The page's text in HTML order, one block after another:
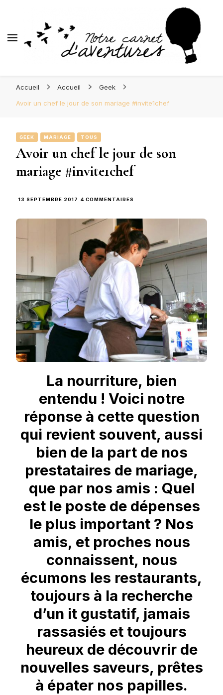
d'Aventures
Accueil Accueil
Geek
Avoir un chef le jour de son mariage #invite1chef
GEEK MARIAGE TOUS
Avoir un chef le jour de son
mariage #invite1chef
13 SEPTEMBRE 2017 4 COMMENTAIRES
CHEF
LE
JOUR
DE
SON
MARIAGE
#INVITE1CHEF
La nourriture, bien
entendu ! Voici notre
réponse à cette question
qui revient souvent, aussi
bien de la part de nos
prestataires de mariage,
que par nos amis : Quel
est le poste de dépenses
le plus important ? Nos
amis, et proches nous
connaissent, nous
écumons les restaurants,
toujours à la recherche
d’un it gustatif, jamais
rassasiés et toujours
heureux de découvrir de
nouvelles saveurs, prêtes
à épater nos papilles.